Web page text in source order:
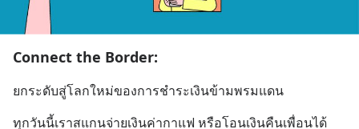
Connect the Border:
ยกระดับสู่โลกใหม่ของการชำระเงินข้ามพรมแดน
ทุกวันนี้เราสแกนจ่ายเงินค่ากาแฟ หรือโอนเงินคืนเพื่อนได้